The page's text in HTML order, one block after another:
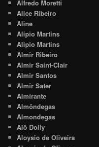
Alfredo Moretti
Alice Ribeiro
Aline
Alípio Martins
Alipio Martins
Almir Ribeiro
Almir Saint-Clair
Almir Santos
Almir Sater
Almirante
Almôndegas
Almondegas
Alô Dolly
Aloysio de Oliveira